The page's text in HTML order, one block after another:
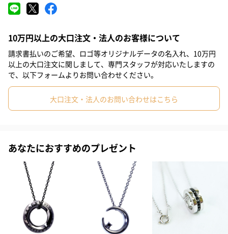
LARA Christieはペアネックレス、ペアリング、ブレスレット・バ
ングルなど、カップルに人気のペアアクセサリーを取り揃えるア
シンプルにブランドロゴが刻印されたデザインや、リングタイ
プ、王冠、クロス、月、プレートモチーフなどがあり、長くご愛
すすめです。
クールなレールクロス
新素材エナメルコーティングのブラックが男性らしい力強さを演
10万円以上の大口注文・法人のお客様について
請求書払いのご希望、ロゴ等オリジナルデータの名入れ、10万円
以上の大口注文に関しまして、専門スタッフが対応いたしますの
で、以下フォームよりお問い合わせください。
大口注文・法人のお問い合わせはこちら
あなたにおすすめのプレゼント